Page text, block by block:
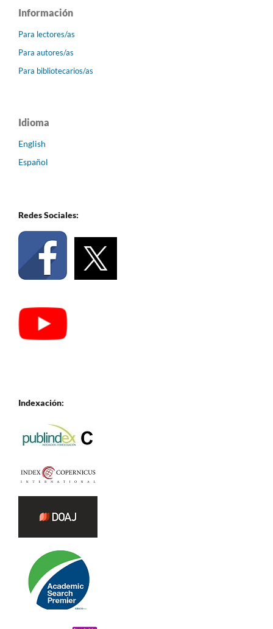
Información
Para lectores/as
Para autores/as
Para bibliotecarios/as
Idioma
English
Español
Redes Sociales:
Indexación: